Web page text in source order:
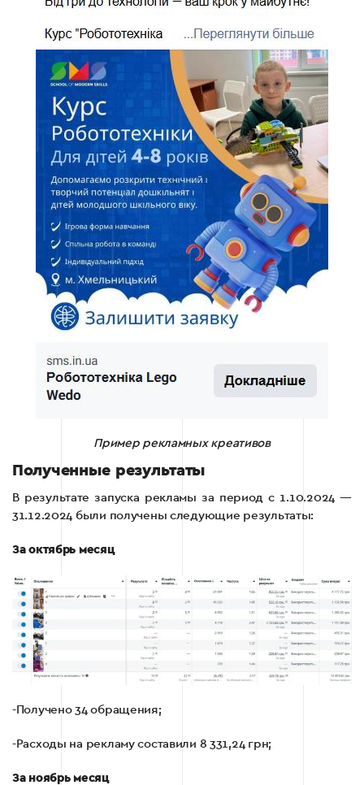
Пример рекламных креативов
Полученные результаты
В результате запуска рекламы за период с 1.10.2024 —
31.12.2024 были получены следующие результаты:
За октябрь месяц
-Получено 34 обращения;
-Расходы на рекламу составили 8 331,24 грн;
За ноябрь месяц